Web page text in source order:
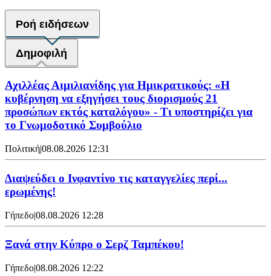
Ροή ειδήσεων
Δημοφιλή
Αχιλλέας Αιμιλιανίδης για Ημικρατικούς: «Η
κυβέρνηση να εξηγήσει τους διορισμούς 21
προσώπων εκτός καταλόγου» - Τι υποστηρίζει για
το Γνωμοδοτικό Συμβούλιο
Πολιτική|08.08.2026 12:31
Διαψεύδει ο Ινφαντίνο τις καταγγελίες περί...
ερωμένης!
Γήπεδο|08.08.2026 12:28
Ξανά στην Κύπρο ο Σερζ Ταμπέκου!
Γήπεδο|08.08.2026 12:22